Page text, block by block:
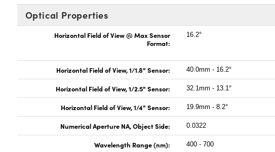
Optical Properties
Horizontal Field of View @ Max Sensor
Format:
16.2°
Horizontal Field of View, 1/1.8" Sensor: 40.0mm - 16.2°
Horizontal Field of View, 1/2.5" Sensor: 32.1mm - 13.1°
Horizontal Field of View, 1/4" Sensor: 19.9mm - 8.2°
Numerical Aperture NA, Object Side: 0.0322
Wavelength Range (nm): 400 - 700